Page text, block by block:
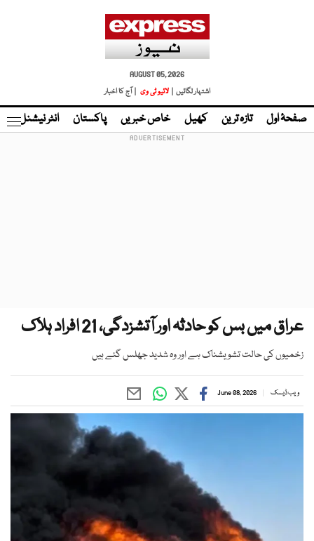
AUGUST 05, 2026
اشتہار لگائیں |
لائیو ٹی وی | آج کا اخبار
صفحۂ اول تازہ ترین کھیل خاص خبریں پاکستان انٹر نیشنل
عراق میں بس کو حادثہ اور آتشزدگی، 21 افراد ہلاک
زخمیوں کی حالت تشویشناک ہے اور وہ شدید جھلس گئے ہیں
ویب ڈیسک June 08, 2026